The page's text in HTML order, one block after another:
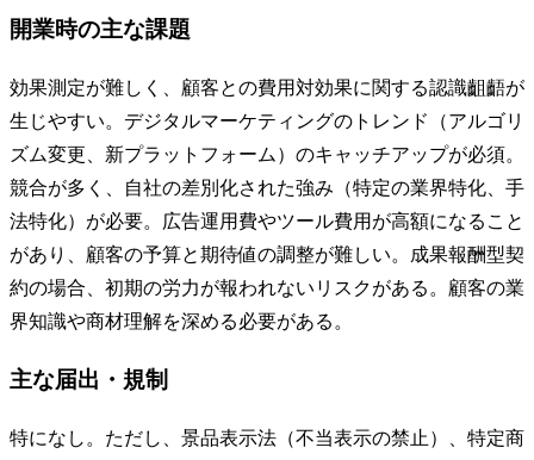
開業時の主な課題
効果測定が難しく、顧客との費用対効果に関する認識齟齬が
生じやすい。デジタルマーケティングのトレンド（アルゴリ
ズム変更、新プラットフォーム）のキャッチアップが必須。
競合が多く、自社の差別化された強み（特定の業界特化、手
法特化）が必要。広告運用費やツール費用が高額になること
があり、顧客の予算と期待値の調整が難しい。成果報酬型契
約の場合、初期の労力が報われないリスクがある。顧客の業
界知識や商材理解を深める必要がある。
主な届出・規制
特になし。ただし、景品表示法（不当表示の禁止）、特定商